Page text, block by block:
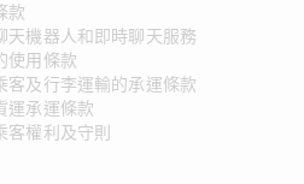
款
天機器人和即時聊天服務
使用條款
客及行李運輸的承運條款
運承運條款
客權利及守則